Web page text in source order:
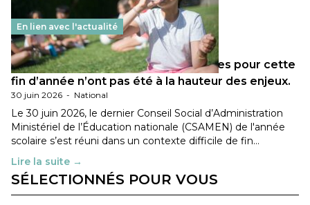
En lien avec l'actualité
Les décisions ministérielles attendues pour cette
fin d’année n’ont pas été à la hauteur des enjeux.
30 juin 2026 - National
Le 30 juin 2026, le dernier Conseil Social d’Administration
Ministériel de l’Éducation nationale (CSAMEN) de l'année
scolaire s’est réuni dans un contexte difficile de fin…
Lire la suite →
SÉLECTIONNÉS POUR VOUS